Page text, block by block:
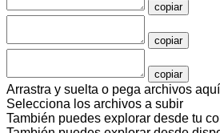
copiar
copiar
copiar
Arrastra y suelta o pega archivos
Selecciona los archivos a subir
También puedes explorar desde tu